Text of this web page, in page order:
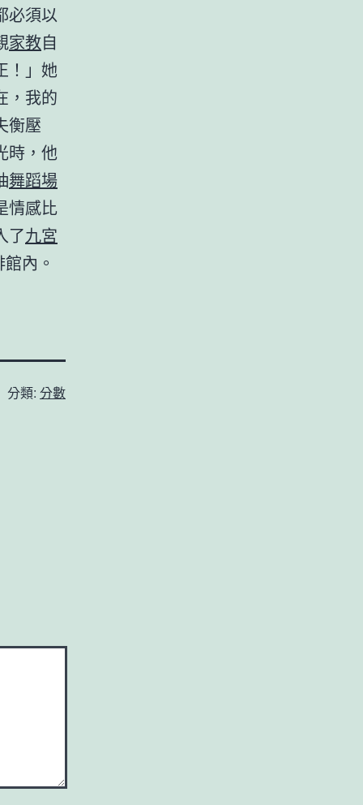
必須以
家教自
！」她
，我的
衡壓
時，他
舞蹈場
情感比
了九宮
內。
分類: 分數